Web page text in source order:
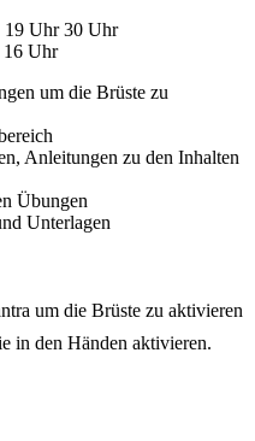
19 Uhr 30 Uhr
16 Uhr
um die Brüste zu
Anleitungen zu den Inhalten
Übungen
Unterlagen
um die Brüste zu aktivieren
in den Händen aktivieren.